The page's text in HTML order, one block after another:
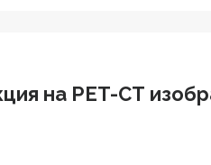
на PET-CT